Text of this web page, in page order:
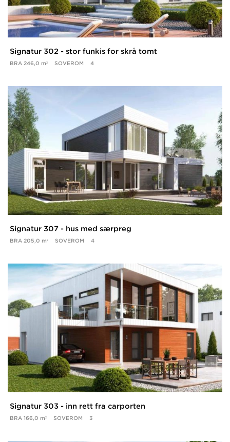
Signatur 302 - stor funkis for skrå tomt
BRA 246,0 m² SOVEROM 4
Signatur 307 - hus med særpreg
BRA 205,0 m² SOVEROM 4
Signatur 303 - inn rett fra carporten
BRA 166,0 m² SOVEROM 3